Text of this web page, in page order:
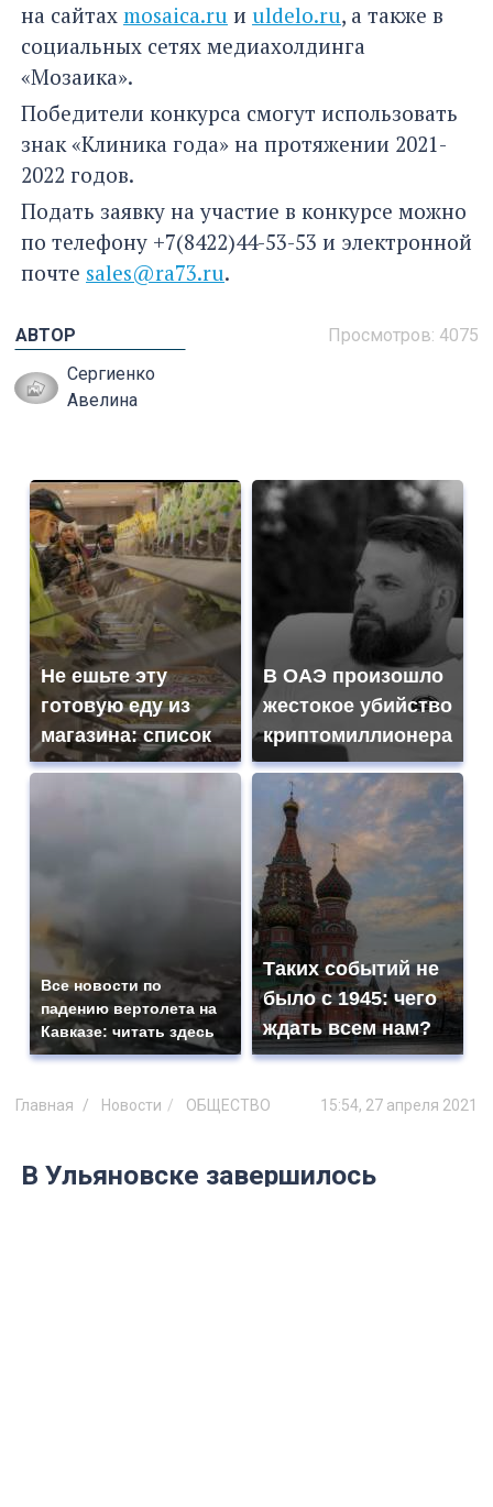
на сайтах mosaica.ru и uldelo.ru, а также в
социальных сетях медиахолдинга
«Мозаика».
Победители конкурса смогут использовать
знак «Клиника года» на протяжении 2021-
2022 годов.
Подать заявку на участие в конкурсе можно
по телефону +7(8422)44-53-53 и электронной
почте sales@ra73.ru.
Просмотров: 4075
АВТОР
Сергиенко
Авелина
Не ешьте эту
готовую еду из
магазина: список
В ОАЭ произошло
жестокое убийство
криптомиллионера
Все новости по
падению вертолета на
Кавказе: читать здесь
Таких событий не
было с 1945: чего
ждать всем нам?
Главная Новости ОБЩЕСТВО 15:54, 27 апреля 2021
В Ульяновске завершилось